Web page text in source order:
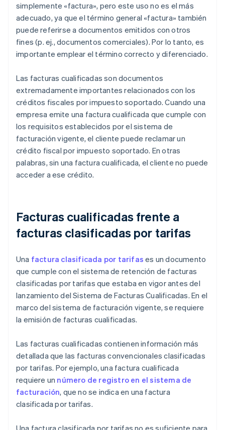
simplemente «factura», pero este uso no es el más
adecuado, ya que el término general «factura» también
puede referirse a documentos emitidos con otros
fines (p. ej., documentos comerciales). Por lo tanto, es
importante emplear el término correcto y diferenciado.
Las facturas cualificadas son documentos
extremadamente importantes relacionados con los
créditos fiscales por impuesto soportado. Cuando una
empresa emite una factura cualificada que cumple con
los requisitos establecidos por el sistema de
facturación vigente, el cliente puede reclamar un
crédito fiscal por impuesto soportado. En otras
palabras, sin una factura cualificada, el cliente no puede
acceder a ese crédito.
Facturas cualificadas frente a
facturas clasificadas por tarifas
Una factura clasificada por tarifas es un documento
que cumple con el sistema de retención de facturas
clasificadas por tarifas que estaba en vigor antes del
lanzamiento del Sistema de Facturas Cualificadas. En el
marco del sistema de facturación vigente, se requiere
la emisión de facturas cualificadas.
Las facturas cualificadas contienen información más
detallada que las facturas convencionales clasificadas
por tarifas. Por ejemplo, una factura cualificada
requiere un número de registro en el sistema de
facturación, que no se indica en una factura
clasificada por tarifas.